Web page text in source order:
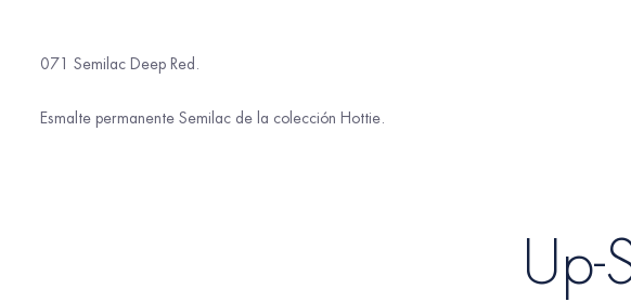
071 Semilac Deep Red.
Esmalte permanente Semilac de la colección Hottie.
Up-